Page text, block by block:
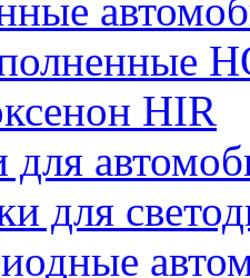
HIR
для
для